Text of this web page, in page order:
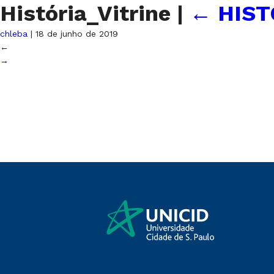
História_Vitrine | ←
chleba | 18 de junho de 2019
←
→